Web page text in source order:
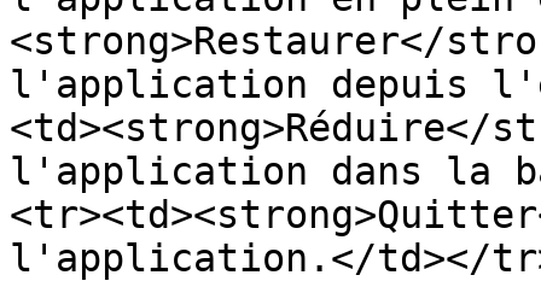
<strong>Restaurer</
l'application depuis
<td><strong>Réduire</
l'application dans la
l'application.</td></